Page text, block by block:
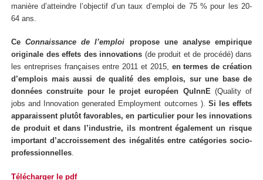
manière d’atteindre l’objectif d’un taux d’emploi de 75 % pour les 20-
64 ans.
CeConnaissance de l’emploi propose une analyse empirique
originale des effets des innovations (de produit et de procédé) dans
les entreprises françaises entre 2011 et 2015, en termes de création
d’emplois mais aussi de qualité des emplois, sur une base de
données construite pour le projet européen QuInnE(Quality of
jobs and Innovation generated Employment outcomes ). Si les effets
apparaissent plutôt favorables, en particulier pour les innovations
de produit et dans l’industrie, ils montrent également un risque
important d’accroissement des inégalités entre catégories socio-
professionnelles.
Télécharger le pdf